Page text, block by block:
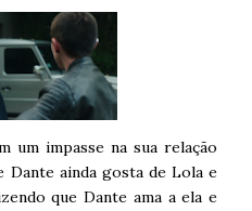
um impasse na sua relação
Dante ainda gosta de Lola e
que Dante ama a ela e